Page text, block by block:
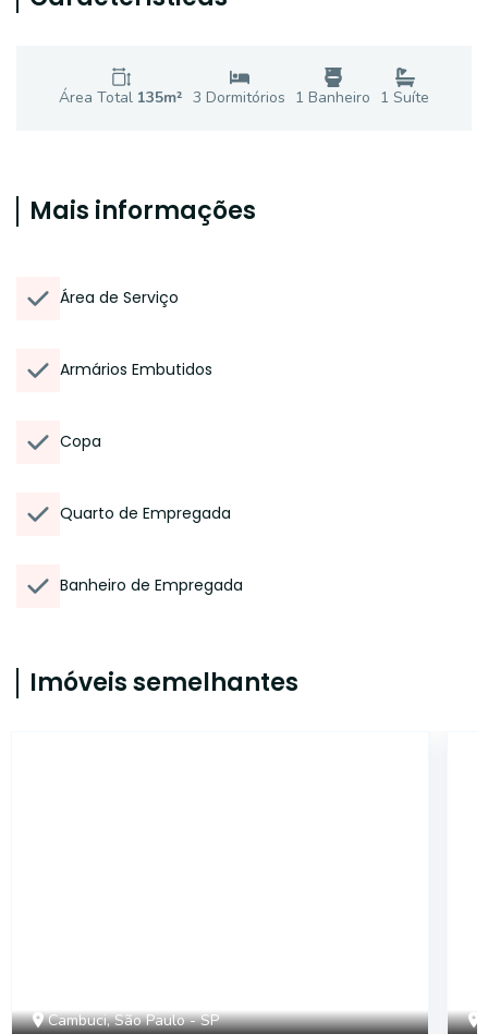
Área Total 135m² 3 Dormitórios 1 Banheiro 1 Suíte
Mais informações
Área de Serviço
Armários Embutidos
Copa
Quarto de Empregada
Banheiro de Empregada
Imóveis semelhantes
Cambuci, São Paulo - SP